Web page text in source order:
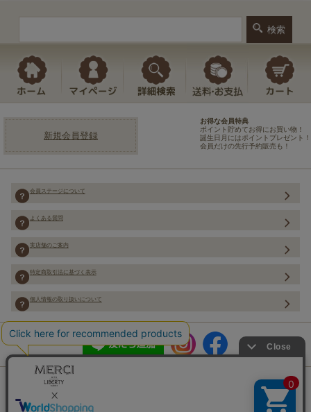
新規会員登録
お得な会員特典
ポイント貯めてお得にお買い物！
誕生日月にはポイントプレゼント！
会員だけの先行予約販売も！
会員ステージについて
よくある質問
実店舗のご案内
特定商取引法に基づく表示
個人情報の取り扱いについて